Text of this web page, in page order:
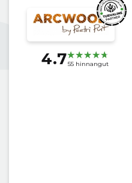
4.755 hinnangut